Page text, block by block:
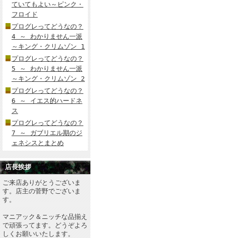
ていてもよい～ピンク・
フロイド
プログレってどうなの？
4 ～ わかりません一派
～キング・クリムゾン 1
プログレってどうなの？
5 ～ わかりません一派
～キング・クリムゾン 2
プログレってどうなの？
6 ～ イエス的ハードネ
ス
プログレってどうなの？
7 ～ ガブリエル期のジ
ェネシスとまとめ
店長挨拶
ご来店ありがとうございま
す。店主の菅野でございま
す。
マニアック＆ニッチな品揃え
で頑張ってます。どうぞよろ
しくお願いいたします。